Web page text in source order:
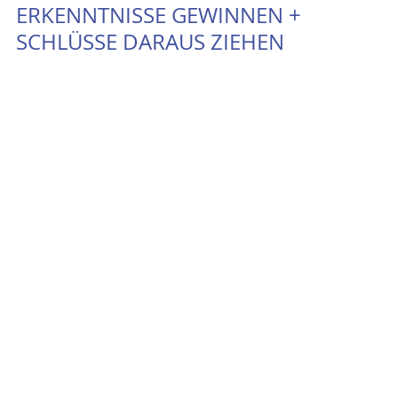
ERKENNTNISSE GEWINNEN +
SCHLÜSSE DARAUS ZIEHEN